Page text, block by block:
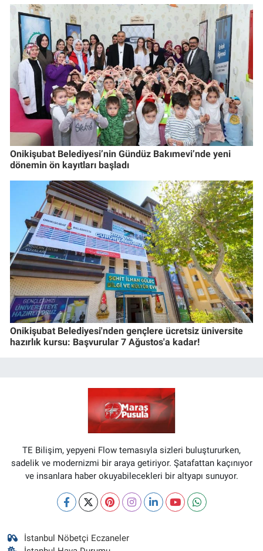
Onikişubat Belediyesi’nin Gündüz Bakımevi’nde yeni
dönemin ön kayıtları başladı
Onikişubat Belediyesi'nden gençlere ücretsiz üniversite
hazırlık kursu: Başvurular 7 Ağustos'a kadar!
TE Bilişim, yepyeni Flow temasıyla sizleri buluştururken,
sadelik ve modernizmi bir araya getiriyor. Şatafattan kaçınıyor
ve insanlara haber okuyabilecekleri bir altyapı sunuyor.
İstanbul Nöbetçi Eczaneler